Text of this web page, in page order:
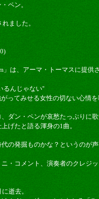
ペン。
ました。
は、アーマ・トーマスに提供
るんじゃない''
ってみせる女性の切ない心情を
ダン・ペンが哀愁たっぷりに
げたと語る渾身の1曲。
の発掘ものかな？というのが
・コメント、演奏者のクレジ
逝去。